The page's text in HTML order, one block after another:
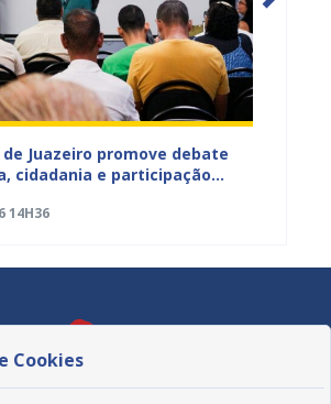
Juazeiro promove debate
cidadania e participação
urbanas e rurais
14H36
Cookies